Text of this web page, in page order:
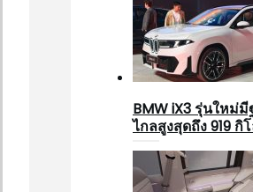
BMW iX3 รุ่นใหม่
ไกลสูงสุดถึง 919 กิ